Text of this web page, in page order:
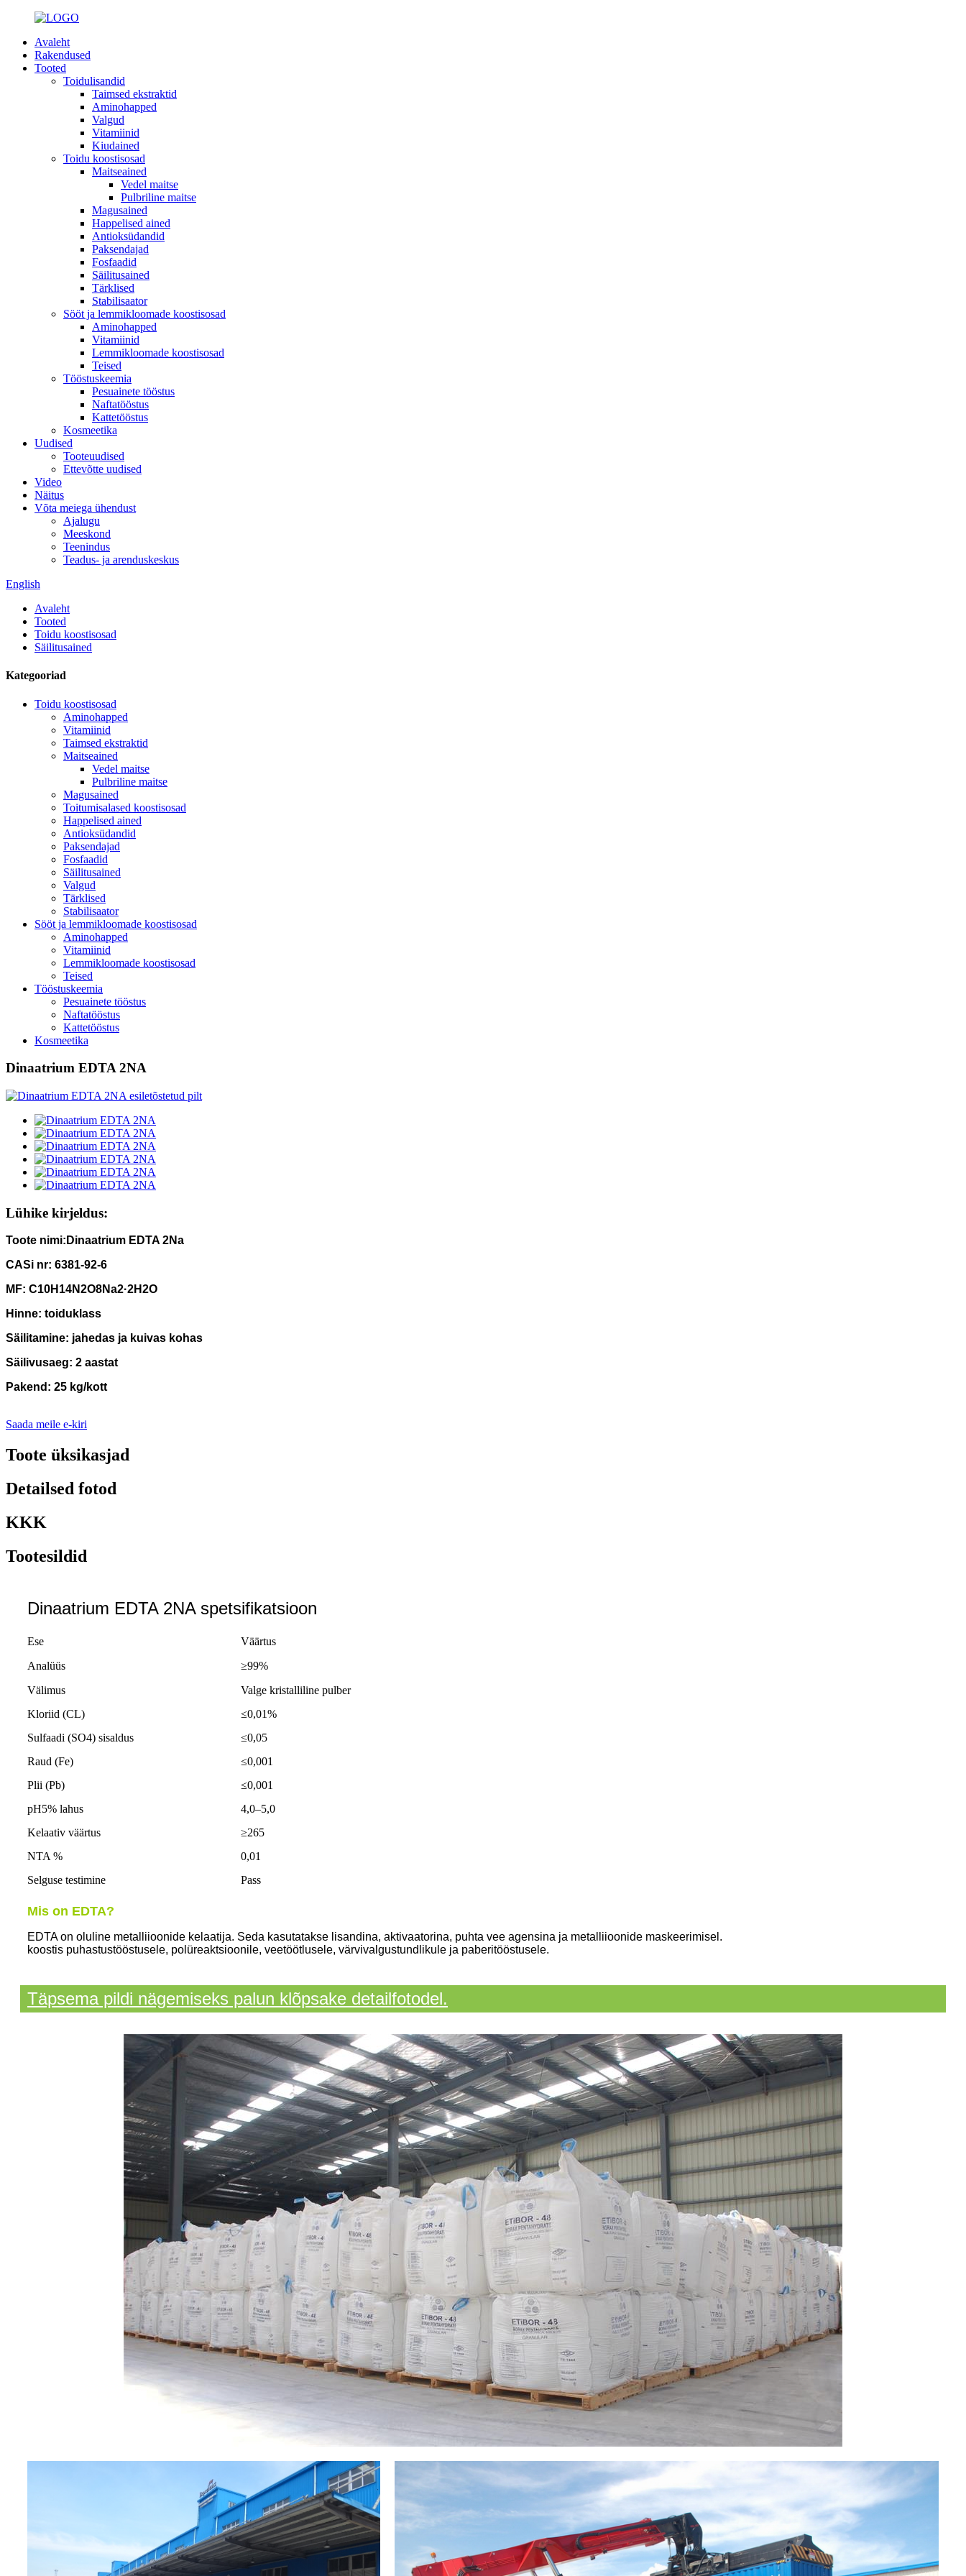
Avaleht
Rakendused
Tooted
Toidulisandid
Taimsed ekstraktid
Aminohapped
Valgud
Vitamiinid
Kiudained
Toidu koostisosad
Maitseained
Vedel maitse
Pulbriline maitse
Magusained
Happelised ained
Antioksüdandid
Paksendajad
Fosfaadid
Säilitusained
Tärklised
Stabilisaator
Sööt ja lemmikloomade koostisosad
Aminohapped
Vitamiinid
Lemmikloomade koostisosad
Teised
Tööstuskeemia
Pesuainete tööstus
Naftatööstus
Kattetööstus
Kosmeetika
Uudised
Tooteuudised
Ettevõtte uudised
Video
Näitus
Võta meiega ühendust
Ajalugu
Meeskond
Teenindus
Teadus- ja arenduskeskus
English
Avaleht
Tooted
Toidu koostisosad
Säilitusained
Kategooriad
Toidu koostisosad
Aminohapped
Vitamiinid
Taimsed ekstraktid
Maitseained
Vedel maitse
Pulbriline maitse
Magusained
Toitumisalased koostisosad
Happelised ained
Antioksüdandid
Paksendajad
Fosfaadid
Säilitusained
Valgud
Tärklised
Stabilisaator
Sööt ja lemmikloomade koostisosad
Aminohapped
Vitamiinid
Lemmikloomade koostisosad
Teised
Tööstuskeemia
Pesuainete tööstus
Naftatööstus
Kattetööstus
Kosmeetika
Dinaatrium EDTA 2NA
Lühike kirjeldus:
Toote nimi: Dinaatrium EDTA 2Na
CASi nr: 6381-92-6
MF: C10H14N2O8Na2·2H2O
Hinne: toiduklass
Säilitamine: jahedas ja kuivas kohas
Säilivusaeg: 2 aastat
Pakend: 25 kg/kott
Saada meile e-kiri
Toote üksikasjad
Detailsed fotod
KKK
Tootesildid
Dinaatrium EDTA 2NA spetsifikatsioon
Ese
Väärtus
Analüüs
≥99%
Välimus
Valge kristalliline pulber
Kloriid (CL)
≤0,01%
Sulfaadi (SO4) sisaldus
≤0,05
Raud (Fe)
≤0,001
Plii (Pb)
≤0,001
pH5% lahus
4,0–5,0
Kelaativ väärtus
≥265
NTA %
0,01
Selguse testimine
Pass
Mis on EDTA?
EDTA on oluline metalliioonide kelaatija. Seda kasutatakse lisandina, aktivaatorina, puhta vee agensina ja metalliioonide maskeerimisel.
koostis puhastustööstusele, polüreaktsioonile, veetöötlusele, värvivalgustundlikule ja paberitööstusele.
Täpsema pildi nägemiseks palun klõpsake detailfotodel.